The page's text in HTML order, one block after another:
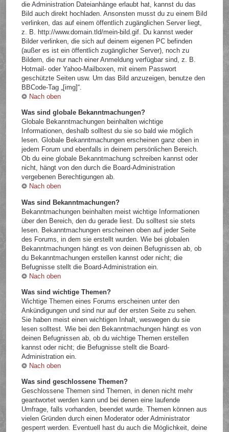
die Administration Dateianhänge erlaubt hat, kannst du das
Bild auch direkt hochladen. Ansonsten musst du zu einem Bild
verlinken, das auf einem öffentlich zugänglichen Server liegt,
z. B. http://www.domain.tld/mein-bild.gif. Du kannst weder
Bilder verlinken, die sich auf deinem eigenen PC befinden
(außer es ist ein öffentlich zugänglicher Server), noch zu
Bildern, die nur nach einer Anmeldung verfügbar sind, z. B.
Hotmail- oder Yahoo-Mailboxen, mit einem Passwort
geschützte Seiten usw. Um das Bild anzuzeigen, benutze den
BBCode-Tag „[img]“.
Nach oben
Was sind globale Bekanntmachungen?
Globale Bekanntmachungen beinhalten wichtige
Informationen, deshalb solltest du sie so bald wie möglich
lesen. Globale Bekanntmachungen erscheinen ganz oben in
jedem Forum und ebenfalls in deinem persönlichen Bereich.
Ob du eine globale Bekanntmachung schreiben kannst oder
nicht, hängt von den durch die Board-Administration
vergebenen Berechtigungen ab.
Nach oben
Was sind Bekanntmachungen?
Bekanntmachungen beinhalten meist wichtige Informationen
über den Bereich, den du gerade liest. Du solltest sie stets
lesen. Bekanntmachungen erscheinen oben auf jeder Seite
des Forums, in dem sie erstellt wurden. Wie bei globalen
Bekanntmachungen hängt es von deinen Befugnissen ab, ob
du Bekanntmachungen erstellen kannst oder nicht; die
Befugnisse stellt die Board-Administration ein.
Nach oben
Was sind wichtige Themen?
Wichtige Themen eines Forums erscheinen unter den
Ankündigungen und sind nur auf der ersten Seite zu sehen.
Sie haben meist einen wichtigen Inhalt, weswegen du sie
lesen solltest. Wie bei den Bekanntmachungen hängt es von
deinen Befugnissen ab, ob du wichtige Themen erstellen
kannst oder nicht; die Befugnisse stellt die Board-
Administration ein.
Nach oben
Was sind geschlossene Themen?
Geschlossene Themen sind Themen, in denen nicht mehr
geantwortet werden kann und bei denen eine laufende
Umfrage, falls vorhanden, beendet wurde. Themen können aus
vielen Gründen durch einen Moderator oder Administrator
gesperrt werden. Eventuell hast du auch die Möglichkeit, deine